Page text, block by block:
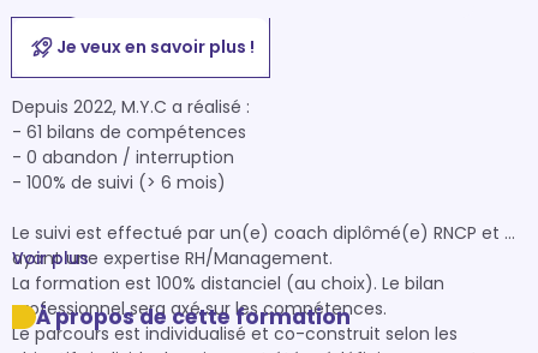
Je veux en savoir plus !
Depuis 2022, M.Y.C a réalisé :
- 61 bilans de compétences
- 0 abandon / interruption
- 100% de suivi (> 6 mois)
Le suivi est effectué par un(e) coach diplômé(e) RNCP et
ayant une expertise RH/Management.
La formation est 100% distanciel (au choix). Le bilan
professionnel sera axé sur les compétences.
Le parcours est individualisé et co-construit selon les
Voir plus
À propos de cette formation